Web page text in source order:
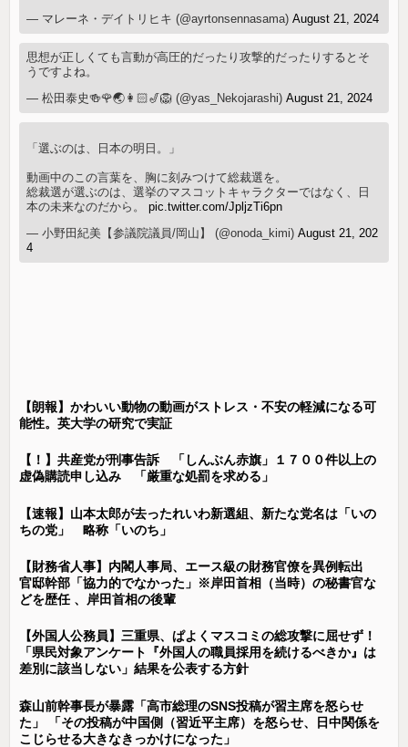
— マレーネ・デイトリヒキ (@ayrtonsennasama)August 21, 2024
思想が正しくても言動が高圧的だったり攻撃的だったりするとそ
うですよね。
— 松田泰史🍻🌹🌏👩🏻🎷🦁 (@yas_Nekojarashi)August 21, 2024
「選ぶのは、日本の明日。」
動画中のこの言葉を、胸に刻みつけて総裁選を。
総裁選が選ぶのは、選挙のマスコットキャラクターではなく、日
本の未来なのだから。pic.twitter.com/JpljzTi6pn
— 小野田紀美【参議院議員/岡山】 (@onoda_kimi)August 21, 202
4
【朗報】かわいい動物の動画がストレス・不安の軽減になる可
能性。英大学の研究で実証
【！】共産党が刑事告訴 「しんぶん赤旗」１７００件以上の
虚偽購読申し込み 「厳重な処罰を求める」
【速報】山本太郎が去ったれいわ新選組、新たな党名は「いの
ちの党」 略称「いのち」
【財務省人事】内閣人事局、エース級の財務官僚を異例転出
官邸幹部「協力的でなかった」※岸田首相（当時）の秘書官な
どを歴任 、岸田首相の後輩
【外国人公務員】三重県、ぱよくマスコミの総攻撃に屈せず！
「県民対象アンケート『外国人の職員採用を続けるべきか』は
差別に該当しない」結果を公表する方針
森山前幹事長が暴露「高市総理のSNS投稿が習主席を怒らせ
た」 「その投稿が中国側（習近平主席）を怒らせ、日中関係を
こじらせる大きなきっかけになった」